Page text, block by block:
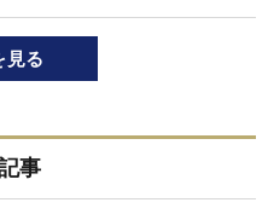
見る
事